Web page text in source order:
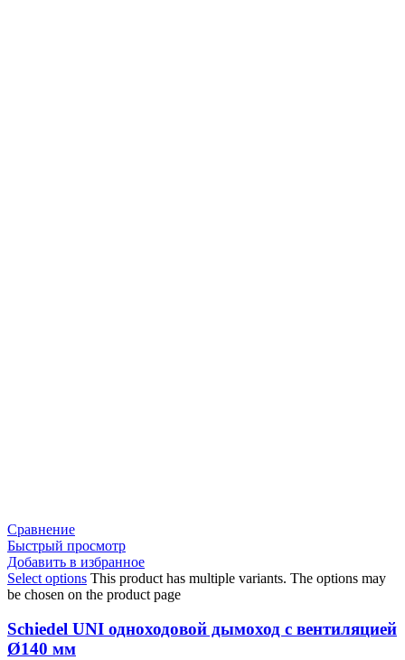
Сравнение
Быстрый просмотр
Добавить в избранное
Select options This product has multiple variants. The options may
be chosen on the product page
Schiedel UNI одноходовой дымоход с вентиляцией
Ø140 мм